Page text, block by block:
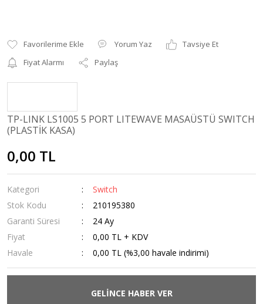
Yorum Yaz
Tavsiye Et
Fiyat Alarmı
Paylaş
TP-LINK LS1005 5 PORT LITEWAVE MASAÜSTÜ SWITCH
(PLASTİK KASA)
0,00 TL
Kategori
Switch
Stok Kodu
210195380
Garanti Süresi
24 Ay
Fiyat
0,00 TL + KDV
Havale
0,00 TL (%3,00 havale indirimi)
GELİNCE HABER VER